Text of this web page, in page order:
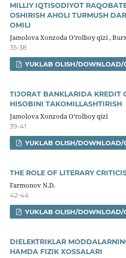
MILLIY IQTISODIYOT
OSHIRISH AHOLI TURMUSH
OMILI
Jamolova Xonzoda O’rolboy qizi ,
35-38
YUKLAB OLISH/
TIJORAT BANKLARIDA KREDIT
HISOBINI TAKOMILLASHTIRISH
Jamolova Xonzoda O’rolboy qizi
39-41
YUKLAB OLISH/
THE ROLE OF LITERARY
Farmonov N.D.
42-44
YUKLAB OLISH/
DIELEKTRIKLAR
HAMDA FIZIK XOSSALARI